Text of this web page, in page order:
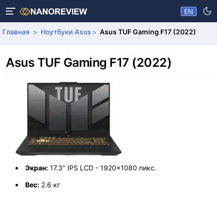
EN
Главная Ноутбуки Asus Asus TUF Gaming F17 (2022)
Asus TUF Gaming F17 (2022)
Экран: 17.3" IPS LCD - 1920x1080 пикс.
Вес: 2.6 кг